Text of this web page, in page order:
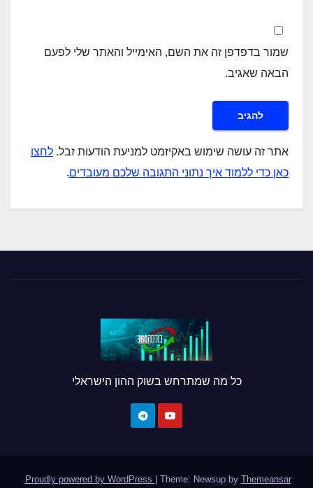
שמור בדפדפן זה את השם, האימייל והאתר שלי לפעם
הבאה שאגיב.
אתר זה עושה שימוש באקיזמט למניעת הודעות זבל. לחצו
כאן כדי ללמוד איך נתוני התגובה שלכם מעובדים.
כל מה שמתרחש בשוק ההון הישראלי
Proudly powered by WordPress Theme: Newsup by Themeansar
.